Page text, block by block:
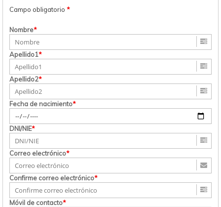
Campo obligatorio *
Nombre*
Apellido1*
Apellido2*
Fecha de nacimiento*
DNI/NIE*
Correo electrónico*
Confirme correo electrónico*
Móvil de contacto*